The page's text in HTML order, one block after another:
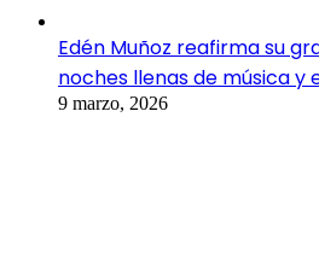
Edén Muñoz reafirma su
noches llenas de música y
9 marzo, 2026